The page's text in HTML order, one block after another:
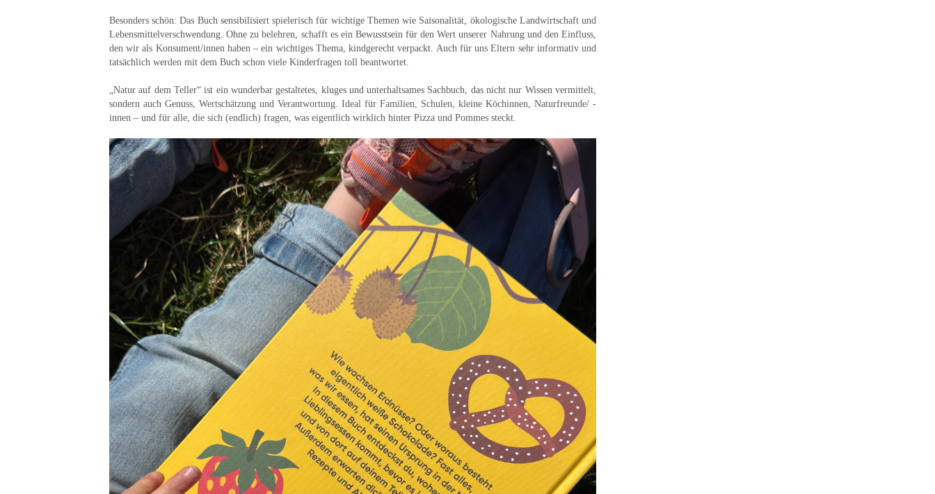
Besonders schön: Das Buch sensibilisiert spielerisch für wichtige Themen wie Saisonalität, ökologische Landwirtschaft und
Lebensmittelverschwendung. Ohne zu belehren, schafft es ein Bewusstsein für den Wert unserer Nahrung und den Einfluss,
den wir als Konsument/innen haben – ein wichtiges Thema, kindgerecht verpackt. Auch für uns Eltern sehr informativ und
tatsächlich werden mit dem Buch schon viele Kinderfragen toll beantwortet.
„Natur auf dem Teller“ist ein wunderbar gestaltetes, kluges und unterhaltsames Sachbuch, das nicht nur Wissen vermittelt,
sondern auch Genuss, Wertschätzung und Verantwortung. Ideal für Familien, Schulen, kleine Köchinnen, Naturfreunde/ -
innen – und für alle, die sich (endlich) fragen, was eigentlich wirklich hinter Pizza und Pommes steckt.